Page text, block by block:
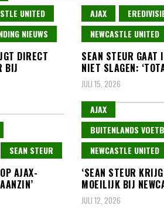
UNITED
NIEUWS
DIRECT
BIJ
AJAX
NEWCASTLE UNITED
SEAN STEUR GAAT
NIET SLAGEN:
JULI 15, 2026
SEAN STEUR
AJAX-
AJAX
BUITENLANDS
NEWCASTLE UNITED
‘SEAN STEUR
MOEILIJK BIJ
JULI 12, 2026